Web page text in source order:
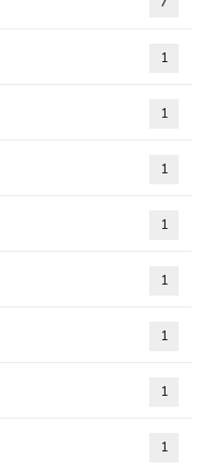
1
1
1
1
1
1
1
1